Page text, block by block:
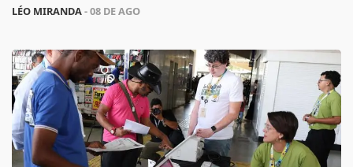
LÉO MIRANDA- 08 DE AGO